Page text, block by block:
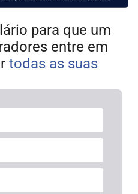
para que um
entre em
todas as suas